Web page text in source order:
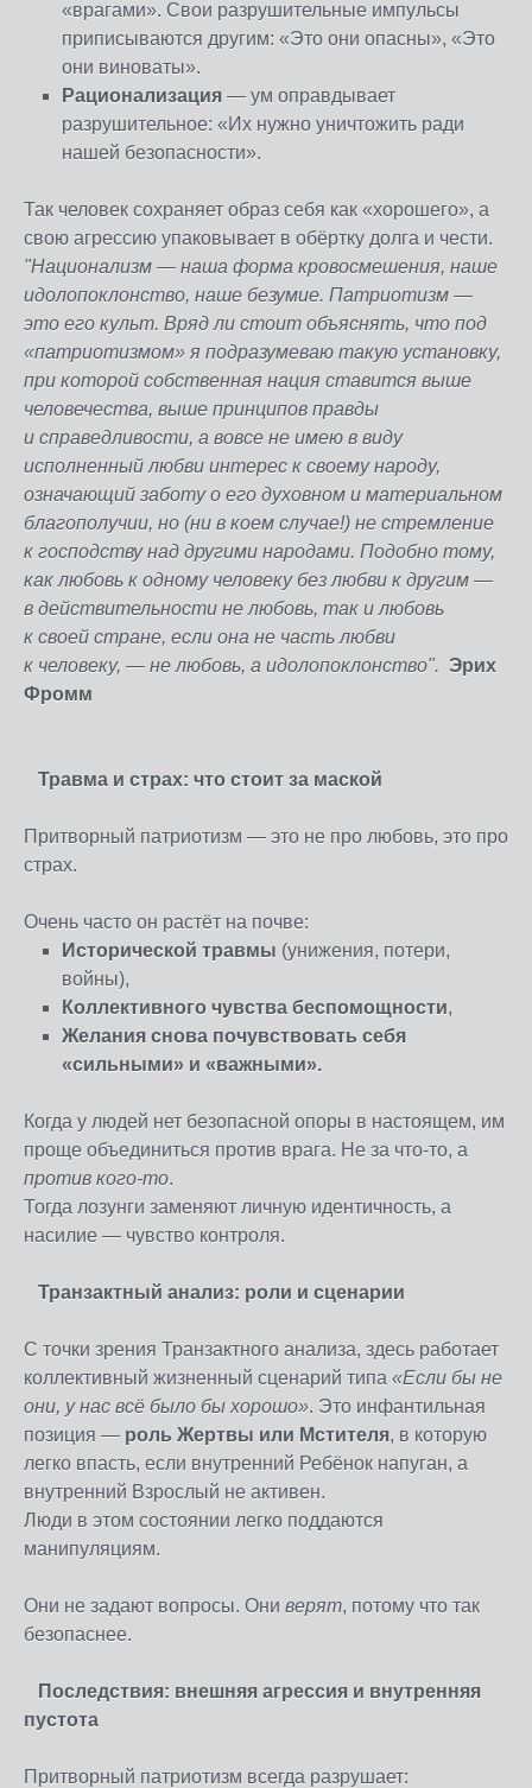
«врагами». Свои разрушительные импульсы
приписываются другим: «Это они опасны», «Это
они виноваты».
Рационализация — ум оправдывает
разрушительное: «Их нужно уничтожить ради
нашей безопасности».
Так человек сохраняет образ себя как «хорошего», а
свою агрессию упаковывает в обёртку долга и чести.
"Национализм — наша форма кровосмешения, наше
идолопоклонство, наше безумие. Патриотизм —
это его культ. Вряд ли стоит объяснять, что под
«патриотизмом» я подразумеваю такую установку,
при которой собственная нация ставится выше
человечества, выше принципов правды
и справедливости, а вовсе не имею в виду
исполненный любви интерес к своему народу,
означающий заботу о его духовном и материальном
благополучии, но (ни в коем случае!) не стремление
к господству над другими народами. Подобно тому,
как любовь к одному человеку без любви к другим —
в действительности не любовь, так и любовь
к своей стране, если она не часть любви
к человеку, — не любовь, а идолопоклонство". Эрих
Фромм
Травма и страх: что стоит за маской
Притворный патриотизм — это не про любовь, это про
страх.
Очень часто он растёт на почве:
Исторической травмы (унижения, потери,
войны),
Коллективного чувства беспомощности,
Желания снова почувствовать себя
«сильными» и «важными».
Когда у людей нет безопасной опоры в настоящем, им
проще объединиться против врага. Не за что-то, а
против кого-то.
Тогда лозунги заменяют личную идентичность, а
насилие — чувство контроля.
Транзактный анализ: роли и сценарии
С точки зрения Транзактного анализа, здесь работает
коллективный жизненный сценарий типа «Если бы не
они, у нас всё было бы хорошо». Это инфантильная
позиция — роль Жертвы или Мстителя, в которую
легко впасть, если внутренний Ребёнок напуган, а
внутренний Взрослый не активен.
Люди в этом состоянии легко поддаются
манипуляциям.
Они не задают вопросы. Они верят, потому что так
безопаснее.
Последствия: внешняя агрессия и внутренняя
пустота
Притворный патриотизм всегда разрушает: